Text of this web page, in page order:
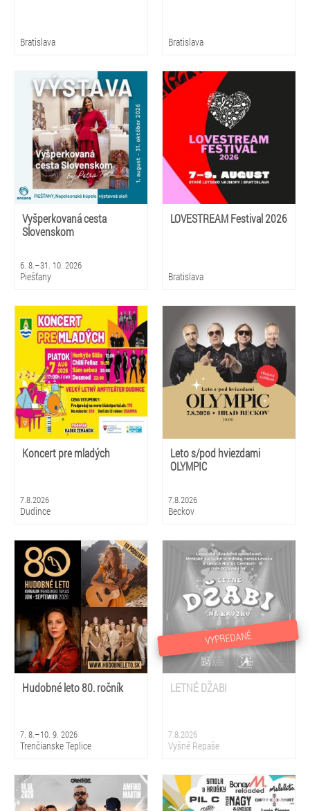
Bratislava Bratislava
Vyšperkovaná cesta
Slovenskom
6. 8.–31. 10. 2026
Piešťany
LOVESTREAM Festival 2026
Bratislava
Koncert pre mladých
7.8.2026
Dudince
Leto s/pod hviezdami
OLYMPIC
7.8.2026
Beckov
Hudobné leto 80. ročník
7. 8.–10. 9. 2026
Trenčianske Teplice
VYPREDANÉ
LETNÉ DŽABI
7.8.2026
Vyšné Repaše